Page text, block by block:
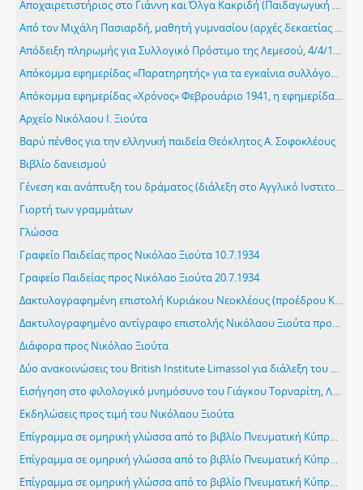
Αποχαιρετιστήριος στο Γιάννη και Όλγα Κακριδή (Παιδαγωγική ακαδημία Κύπρου, 8/09/1962)
Από τον Μιχάλη Πασιαρδή, μαθητή γυμνασίου (αρχές δεκαετίας 1960)
Απόδειξη πληρωμής για Συλλογικό Πρόστιμο της Λεμεσού, 4/4/1958
Απόκομμα εφημερίδας «Παρατηρητής» για τα εγκαίνια συλλόγου αποφοίτων μέσης εκπαιδεύσεως Λεμεσού, 11/2/43
Απόκομμα εφημερίδας «Χρόνος» Φεβρουάριο 1941, η εφημερίδα σχολιάζει την διάλεξη που έγινε με θέμα τον Αριστοτέλη Βαλαωρίτη από τον Νικόλαο Ξιούτα
Αρχείο Νικόλαου Ι. Ξιούτα
Βαρύ πένθος για την ελληνική παιδεία Θεόκλητος Α. Σοφοκλέους
Βιβλίο δανεισμού
Γένεση και ανάπτυξη του δράματος (διάλεξη στο Αγγλικό Ινστιτούτο Λεμεσού, 12/3/54)
Γιορτή των γραμμάτων
Γλώσσα
Γραφείο Παιδείας προς Νικόλαο Ξιούτα 10.7.1934
Γραφείο Παιδείας προς Νικόλαο Ξιούτα 20.7.1934
Δακτυλογραφημένη επιστολή Κυριάκου Νεοκλέους (προέδρου ΚΟΑ) προς Νικόλαο Ξιούτα, 1/8/1983
Δακτυλογραφημένο αντίγραφο επιστολής Νικόλαου Ξιούτα προς πρόεδρο Ελληνικής Κοινοτικής Συνελεύσεως 2.3.1965
Διάφορα προς Νικόλαο Ξιούτα
Δύο ανακοινώσεις του British Institute Limassol για διάλεξη του Νικόλαου Ξιούτα με τίτλο «The origins and development of the drama»
Εισήγηση στο φιλολογικό μνημόσυνο του Γιάγκου Τορναρίτη, Λεμεσός, Ριάλτο, Κυριακή 28/02/1943
Εκδηλώσεις προς τιμή του Νικόλαου Ξιούτα
Επίγραμμα σε ομηρική γλώσσα από το βιβλίο Πνευματική Κύπρος «Στην Ελένη Αυτονόμου»
Επίγραμμα σε ομηρική γλώσσα από το βιβλίο Πνευματική Κύπρος «Στην Παναγία την Τροοδίτισσα»
Επίγραμμα σε ομηρική γλώσσα από το βιβλίο Πνευματική Κύπρος «Στους ήρωες της Κύπρου που πήραν μέρος στο Β΄ Παγκόσμιο Πόλεμο»